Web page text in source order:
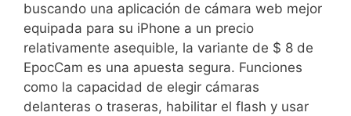
buscando una aplicación de cámara web mejor
equipada para su iPhone a un precio
relativamente asequible, la variante de $ 8 de
EpocCam es una apuesta segura. Funciones
como la capacidad de elegir cámaras
delanteras o traseras, habilitar el flash y usar